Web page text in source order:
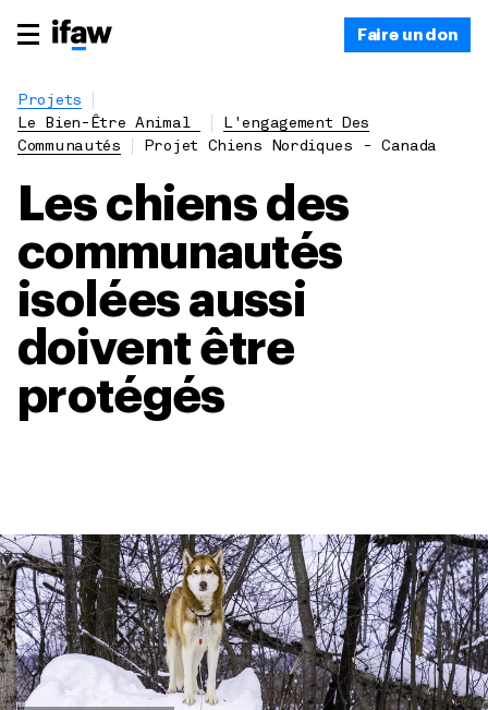
Faire un don
Projets
Le Bien-Être Animal
L'engagement Des
Communautés
Projet Chiens Nordiques - Canada
Les chiens des
communautés
isolées aussi
doivent être
protégés